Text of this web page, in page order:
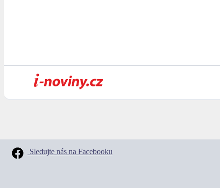
Sledujte nás na Facebooku